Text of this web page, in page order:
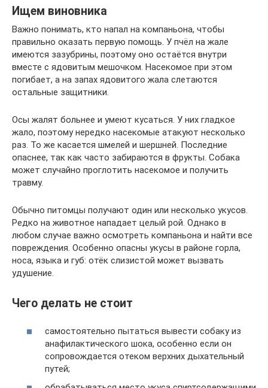
Ищем виновника
Важно понимать, кто напал на компаньона, чтобы
правильно оказать первую помощь. У пчёл на жале
имеются зазубрины, поэтому оно остаётся внутри
вместе с ядовитым мешочком. Насекомое при этом
погибает, а на запах ядовитого жала слетаются
остальные защитники.
Осы жалят больнее и умеют кусаться. У них гладкое
жало, поэтому нередко насекомые атакуют несколько
раз. То же касается шмелей и шершней. Последние
опаснее, так как часто забираются в фрукты. Собака
может случайно проглотить насекомое и получить
травму.
Обычно питомцы получают один или несколько укусов.
Редко на животное нападает целый рой. Однако в
любом случае важно осмотреть компаньона и найти все
повреждения. Особенно опасны укусы в районе горла,
носа, языка и губ: отёк слизистой может вызвать
удушение.
Чего делать не стоит
самостоятельно пытаться вывести собаку из
анафилактического шока, особенно если он
сопровождается отеком верхних дыхательный
путей;